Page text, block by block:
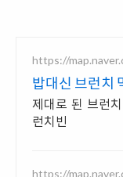
https://
밥대신 브런치
제대로 된 브런
런치빈
https://